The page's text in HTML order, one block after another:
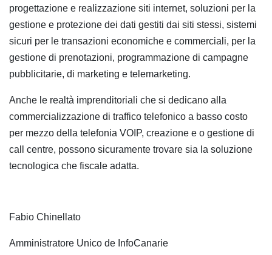
progettazione e realizzazione siti internet, soluzioni per la
gestione e protezione dei dati gestiti dai siti stessi, sistemi
sicuri per le transazioni economiche e commerciali, per la
gestione di prenotazioni, programmazione di campagne
pubblicitarie, di marketing e telemarketing.
Anche le realtà imprenditoriali che si dedicano alla
commercializzazione di traffico telefonico a basso costo
per mezzo della telefonia VOIP, creazione e o gestione di
call centre, possono sicuramente trovare sia la soluzione
tecnologica che fiscale adatta.
Fabio Chinellato
Amministratore Unico de InfoCanarie